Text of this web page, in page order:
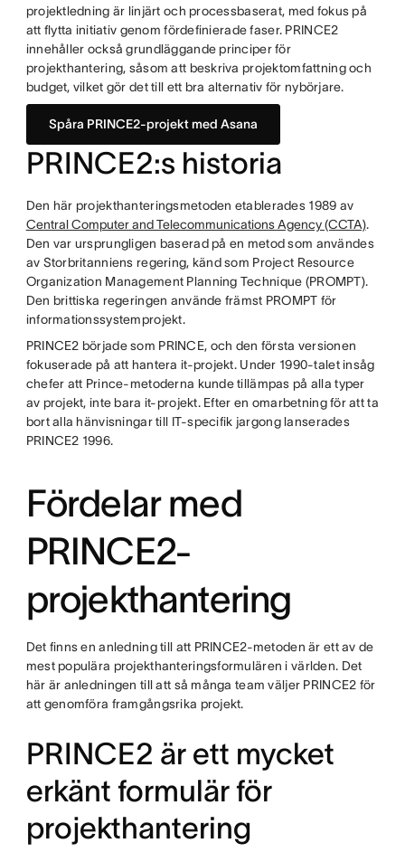
projektledning är linjärt och processbaserat, med fokus på
att flytta initiativ genom fördefinierade faser. PRINCE2
innehåller också grundläggande principer för
projekthantering, såsom att beskriva projektomfattning och
budget, vilket gör det till ett bra alternativ för nybörjare.
Spåra PRINCE2-projekt med Asana
PRINCE2:s historia
Den här projekthanteringsmetoden etablerades 1989 av
Central Computer and Telecommunications Agency (CCTA).
Den var ursprungligen baserad på en metod som användes
av Storbritanniens regering, känd som Project Resource
Organization Management Planning Technique (PROMPT).
Den brittiska regeringen använde främst PROMPT för
informationssystemprojekt.
PRINCE2 började som PRINCE, och den första versionen
fokuserade på att hantera it-projekt. Under 1990-talet insåg
chefer att Prince-metoderna kunde tillämpas på alla typer
av projekt, inte bara it-projekt. Efter en omarbetning för att ta
bort alla hänvisningar till IT-specifik jargong lanserades
PRINCE2 1996.
Fördelar med
PRINCE2-
projekthantering
Det finns en anledning till att PRINCE2-metoden är ett av de
mest populära projekthanteringsformulären i världen. Det
här är anledningen till att så många team väljer PRINCE2 för
att genomföra framgångsrika projekt.
PRINCE2 är ett mycket
erkänt formulär för
projekthantering